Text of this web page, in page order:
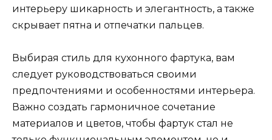
интерьеру шикарность и элегантность, а также
скрывает пятна и отпечатки пальцев.
Выбирая стиль для кухонного фартука, вам
следует руководствоваться своими
предпочтениями и особенностями интерьера.
Важно создать гармоничное сочетание
материалов и цветов, чтобы фартук стал не